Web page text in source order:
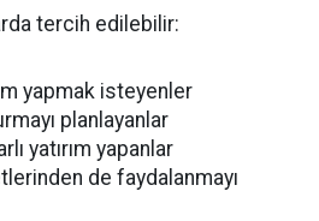
tercih edilebilir:
yapmak isteyenler
planlayanlar
yatırım yapanlar
de faydalanmayı